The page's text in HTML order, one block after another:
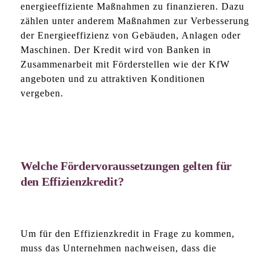
energieeffiziente Maßnahmen zu finanzieren. Dazu
zählen unter anderem Maßnahmen zur Verbesserung
der Energieeffizienz von Gebäuden, Anlagen oder
Maschinen. Der Kredit wird von Banken in
Zusammenarbeit mit Förderstellen wie der KfW
angeboten und zu attraktiven Konditionen
vergeben.
Welche Fördervoraussetzungen gelten für
den Effizienzkredit?
Um für den Effizienzkredit in Frage zu kommen,
muss das Unternehmen nachweisen, dass die